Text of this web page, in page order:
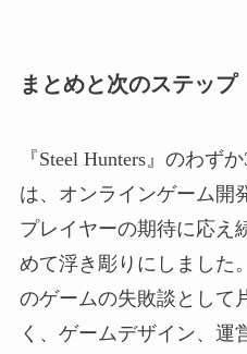
まとめと次のステップ
『Steel Hunters』のわず
は、オンラインゲーム開
プレイヤーの期待に応え
めて浮き彫りにしました
のゲームの失敗談として
く、ゲームデザイン、運